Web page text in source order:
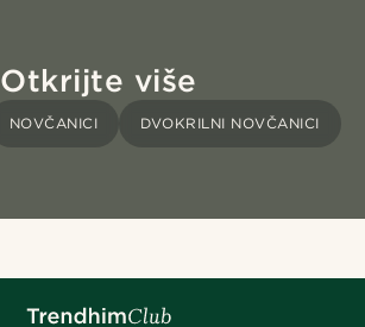
Otkrijte više
NOVČANICI DVOKRILNI NOVČANICI